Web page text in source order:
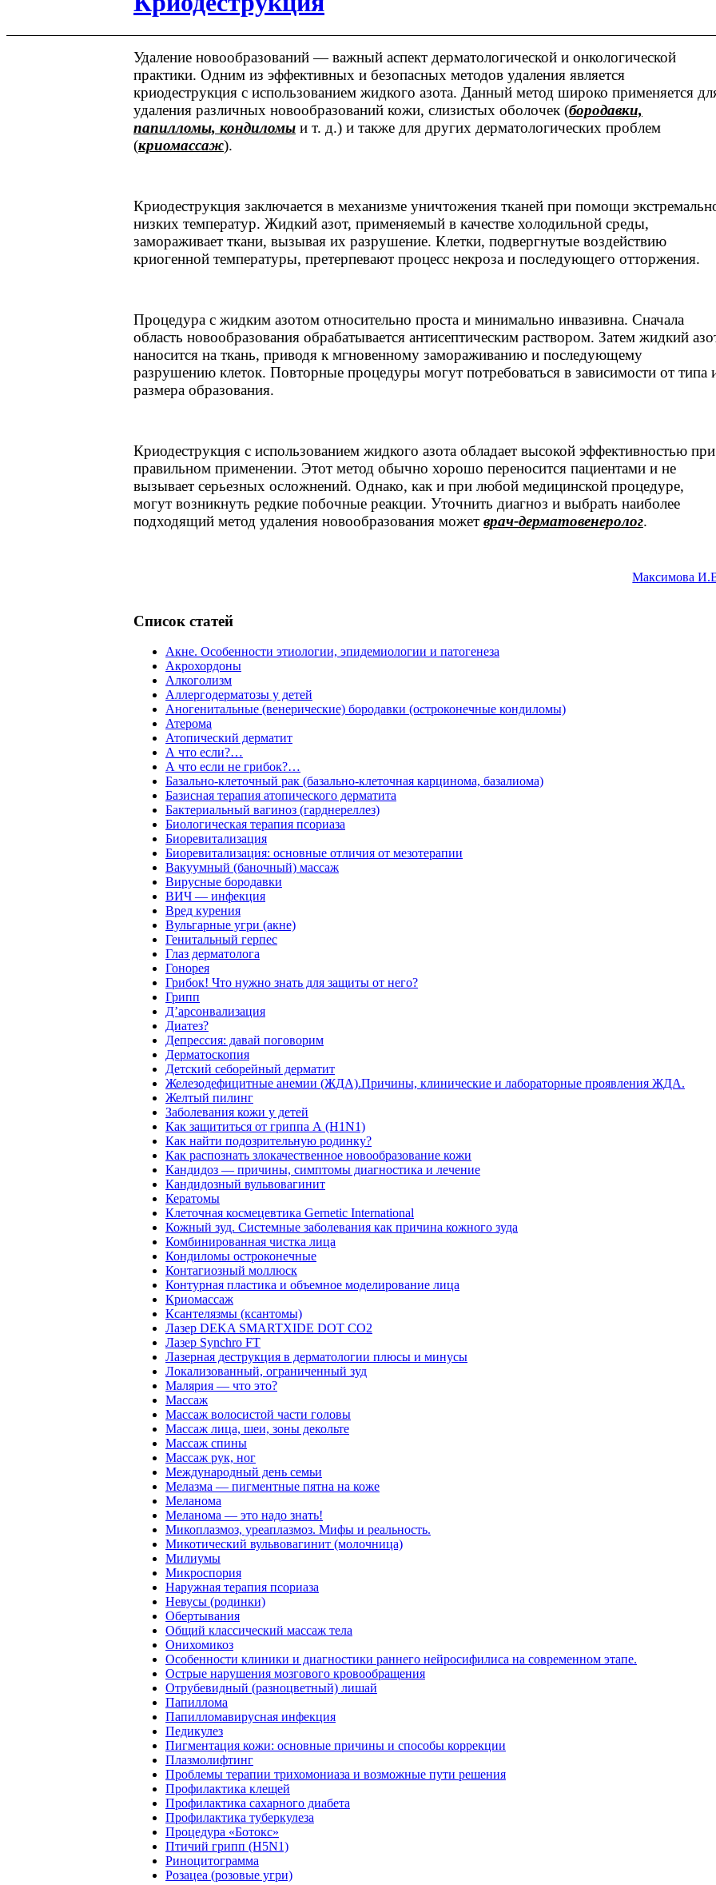
Удаление новообразований — важный аспект дерматологической и онкологической
практики. Одним из эффективных и безопасных методов удаления является
криодеструкция с использованием жидкого азота. Данный метод широко применяется
удаления различных новообразований кожи, слизистых оболочек (бородавки,
папилломы, кондиломы и т. д.) и также для других дерматологических проблем
(криомассаж).
Криодеструкция заключается в механизме уничтожения тканей при помощи
низких температур. Жидкий азот, применяемый в качестве холодильной среды,
замораживает ткани, вызывая их разрушение. Клетки, подвергнутые воздействию
криогенной температуры, претерпевают процесс некроза и последующего отторжения.
Процедура с жидким азотом относительно проста и минимально инвазивна. Сначала
область новообразования обрабатывается антисептическим раствором. Затем жидкий
наносится на ткань, приводя к мгновенному замораживанию и последующему
разрушению клеток. Повторные процедуры могут потребоваться в зависимости от типа
размера образования.
Криодеструкция с использованием жидкого азота обладает высокой эффективностью при
правильном применении. Этот метод обычно хорошо переносится пациентами и не
вызывает серьезных осложнений. Однако, как и при любой медицинской процедуре,
могут возникнуть редкие побочные реакции. Уточнить диагноз и выбрать наиболее
подходящий метод удаления новообразования может врач-дерматовенеролог.
Максимова
Список статей
Акне. Особенности этиологии, эпидемиологии и патогенеза
Акрохордоны
Алкоголизм
Аллергодерматозы у детей
Аногенитальные (венерические) бородавки (остроконечные кондиломы)
Атерома
Атопический дерматит
А что если?…
А что если не грибок?…
Базально-клеточный рак (базально-клеточная карцинома, базалиома)
Базисная терапия атопического дерматита
Бактериальный вагиноз (гарднереллез)
Биологическая терапия псориаза
Биоревитализация
Биоревитализация: основные отличия от мезотерапии
Вакуумный (баночный) массаж
Вирусные бородавки
ВИЧ — инфекция
Вред курения
Вульгарные угри (акне)
Генитальный герпес
Глаз дерматолога
Гонорея
Грибок! Что нужно знать для защиты от него?
Грипп
Д’арсонвализация
Диатез?
Депрессия: давай поговорим
Дерматоскопия
Детский себорейный дерматит
Железодефицитные анемии (ЖДА).Причины, клинические и лабораторные проявления ЖДА.
Желтый пилинг
Заболевания кожи у детей
Как защититься от гриппа А (H1N1)
Как найти подозрительную родинку?
Как распознать злокачественное новообразование кожи
Кандидоз — причины, симптомы диагностика и лечение
Кандидозный вульвовагинит
Кератомы
Клеточная космецевтика Gernetic International
Кожный зуд. Системные заболевания как причина кожного зуда
Комбинированная чистка лица
Кондиломы остроконечные
Контагиозный моллюск
Контурная пластика и объемное моделирование лица
Криомассаж
Ксантелязмы (ксантомы)
Лазер DEKA SMARTXIDE DOT CO2
Лазер Synchro FT
Лазерная деструкция в дерматологии плюсы и минусы
Локализованный, ограниченный зуд
Малярия — что это?
Массаж
Массаж волосистой части головы
Массаж лица, шеи, зоны декольте
Массаж спины
Массаж рук, ног
Международный день семьи
Мелазма — пигментные пятна на коже
Меланома
Меланома — это надо знать!
Микоплазмоз, уреаплазмоз. Мифы и реальность.
Микотический вульвовагинит (молочница)
Милиумы
Микроспория
Наружная терапия псориаза
Невусы (родинки)
Обертывания
Общий классический массаж тела
Онихомикоз
Особенности клиники и диагностики раннего нейросифилиса на современном этапе.
Острые нарушения мозгового кровообращения
Отрубевидный (разноцветный) лишай
Папиллома
Папилломавирусная инфекция
Педикулез
Пигментация кожи: основные причины и способы коррекции
Плазмолифтинг
Проблемы терапии трихомониаза и возможные пути решения
Профилактика клещей
Профилактика сахарного диабета
Профилактика туберкулеза
Процедура «Ботокс»
Птичий грипп (H5N1)
Риноцитограмма
Розацеа (розовые угри)